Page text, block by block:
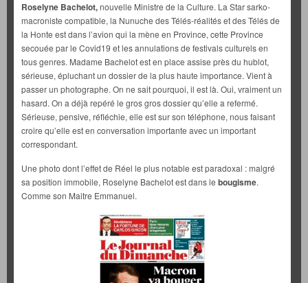
Roselyne Bachelot,nouvelle Ministre de la Culture. La Star sarko-
macroniste compatible, la Nunuche des Télés-réalités et des Télés de
la Honte est dans l’avion qui la mène en Province, cette Province
secouée par le Covid19 et les annulations de festivals culturels en
tous genres. Madame Bachelot est en place assise près du hublot,
sérieuse, épluchant un dossier de la plus haute importance. Vient à
passer un photographe. On ne sait pourquoi, il est là. Oui, vraiment un
hasard. On a déjà repéré le gros gros dossier qu’elle a refermé.
Sérieuse, pensive, réfléchie, elle est sur son téléphone, nous faisant
croire qu’elle est en conversation importante avec un important
correspondant.
Une photo dont l’effet de Réel le plus notable est paradoxal : malgré
sa position immobile, Roselyne Bachelot est dans le bougisme.
Comme son Maitre Emmanuel.